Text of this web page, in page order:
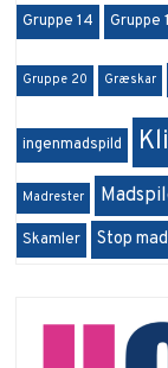
Gruppe 14 Gruppe
Gruppe 20 Græskar
ingenmadspild
Madrester
Skamler Stop